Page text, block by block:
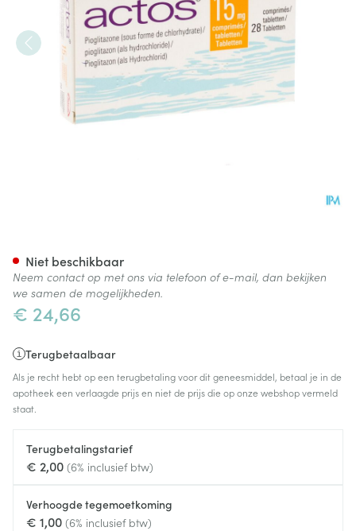
€ 24,66
Terugbetaalbaar
Als je recht hebt op een terugbetaling voor dit geneesmiddel, betaal je in de
apotheek een verlaagde prijs en niet de prijs die op onze webshop vermeld
staat.
Terugbetalingstarief
€ 2,00 (6% inclusief btw)
Verhoogde tegemoetkoming
€ 1,00 (6% inclusief btw)
Niet beschikbaar
Neem contact op met ons via telefoon of e-mail, dan bekijken
we samen de mogelijkheden.